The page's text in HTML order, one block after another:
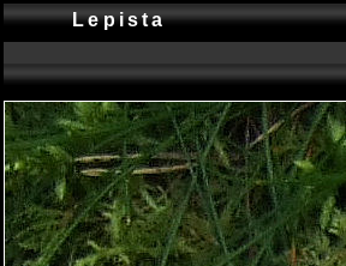
Lepista